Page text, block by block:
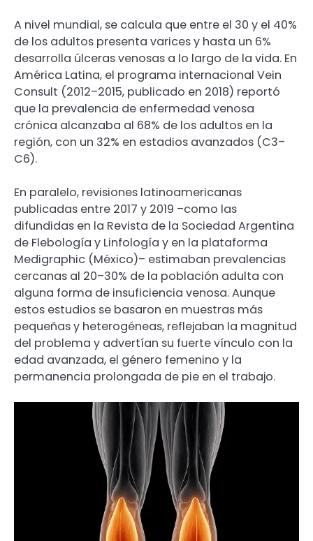
A nivel mundial, se calcula que entre el 30 y el 40%
de los adultos presenta varices y hasta un 6%
desarrolla úlceras venosas a lo largo de la vida. En
América Latina, el programa internacional Vein
Consult (2012–2015, publicado en 2018) reportó
que la prevalencia de enfermedad venosa
crónica alcanzaba al 68% de los adultos en la
región, con un 32% en estadios avanzados (C3–
C6).
En paralelo, revisiones latinoamericanas
publicadas entre 2017 y 2019 –como las
difundidas en la Revista de la Sociedad Argentina
de Flebología y Linfología y en la plataforma
Medigraphic (México)– estimaban prevalencias
cercanas al 20–30% de la población adulta con
alguna forma de insuficiencia venosa. Aunque
estos estudios se basaron en muestras más
pequeñas y heterogéneas, reflejaban la magnitud
del problema y advertían su fuerte vínculo con la
edad avanzada, el género femenino y la
permanencia prolongada de pie en el trabajo.